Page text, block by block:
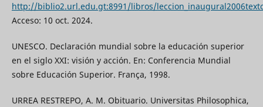
http://biblio2.url.edu.gt:8991/libros/
Acceso: 10 oct. 2024.
UNESCO. Declaración mundial sobre la educación superior
en el siglo XXI: visión y acción. En: Conferencia Mundial
sobre Educación Superior. França, 1998.
URREA RESTREPO, A. M. Obituario. Universitas Philosophica,